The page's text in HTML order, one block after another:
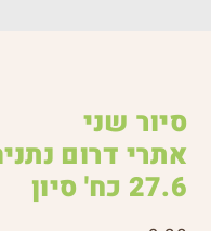
סיור שני
אתרי דרום
27.6 כח' סיון